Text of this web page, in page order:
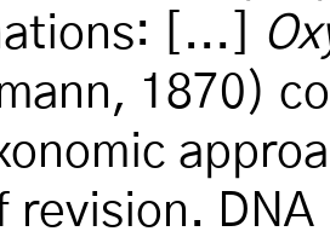
[...]
1870)
revision.